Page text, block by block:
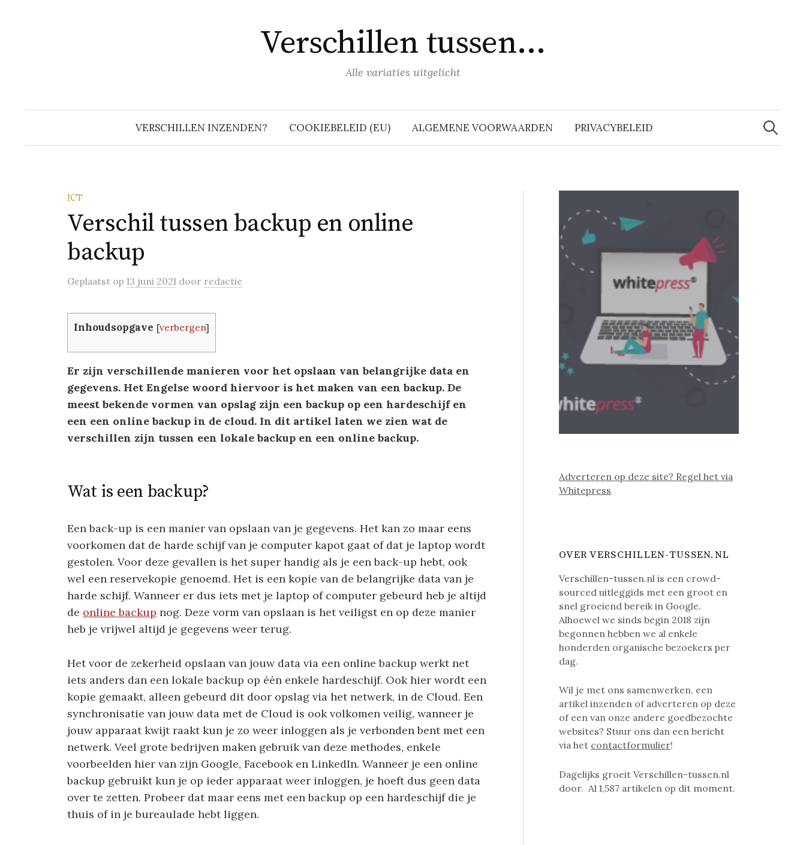
Verschillen tussen…
Alle variaties uitgelicht
VERSCHILLEN INZENDEN? COOKIEBELEID (EU) ALGEMENE VOORWAARDEN PRIVACYBELEID
Zoeken
naar:
ICT
Verschil tussen backup en online
backup
Geplaatst op 13 juni 2021 door redactie
Inhoudsopgave [verbergen]
Er zijn verschillende manieren voor het opslaan van belangrijke data en
gegevens. Het Engelse woord hiervoor is het maken van een backup. De
meest bekende vormen van opslag zijn een backup op een hardeschijf en
een een online backup in de cloud. In dit artikel laten we zien wat de
verschillen zijn tussen een lokale backup en een online backup.
Wat is een backup?
Een back-up is een manier van opslaan van je gegevens. Het kan zo maar eens
voorkomen dat de harde schijf van je computer kapot gaat of dat je laptop wordt
gestolen. Voor deze gevallen is het super handig als je een back-up hebt, ook
wel een reservekopie genoemd. Het is een kopie van de belangrijke data van je
harde schijf. Wanneer er dus iets met je laptop of computer gebeurd heb je altijd
de online backup nog. Deze vorm van opslaan is het veiligst en op deze manier
heb je vrijwel altijd je gegevens weer terug.
Het voor de zekerheid opslaan van jouw data via een online backup werkt net
iets anders dan een lokale backup op één enkele hardeschijf. Ook hier wordt een
kopie gemaakt, alleen gebeurd dit door opslag via het netwerk, in de Cloud. Een
synchronisatie van jouw data met de Cloud is ook volkomen veilig, wanneer je
jouw apparaat kwijt raakt kun je zo weer inloggen als je verbonden bent met een
netwerk. Veel grote bedrijven maken gebruik van deze methodes, enkele
voorbeelden hier van zijn Google, Facebook en LinkedIn. Wanneer je een online
backup gebruikt kun je op ieder apparaat weer inloggen, je hoeft dus geen data
over te zetten. Probeer dat maar eens met een backup op een hardeschijf die je
thuis of in je bureaulade hebt liggen.
Adverteren op deze site? Regel het via
Whitepress
OVER VERSCHILLEN-TUSSEN.NL
Verschillen-tussen.nl is een crowd-
sourced uitleggids met een groot en
snel groeiend bereik in Google.
Alhoewel we sinds begin 2018 zijn
begonnen hebben we al enkele
honderden organische bezoekers per
dag.
Wil je met ons samenwerken, een
artikel inzenden of adverteren op deze
of een van onze andere goedbezochte
websites? Stuur ons dan een bericht
via het contactformulier!
Dagelijks groeit Verschillen-tussen.nl
door. Al1,587 artikelen op dit moment.